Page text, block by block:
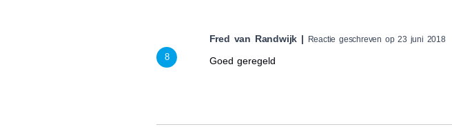
8
Fred van Randwijk | Reactie geschreven op 23 juni 2018
Goed geregeld